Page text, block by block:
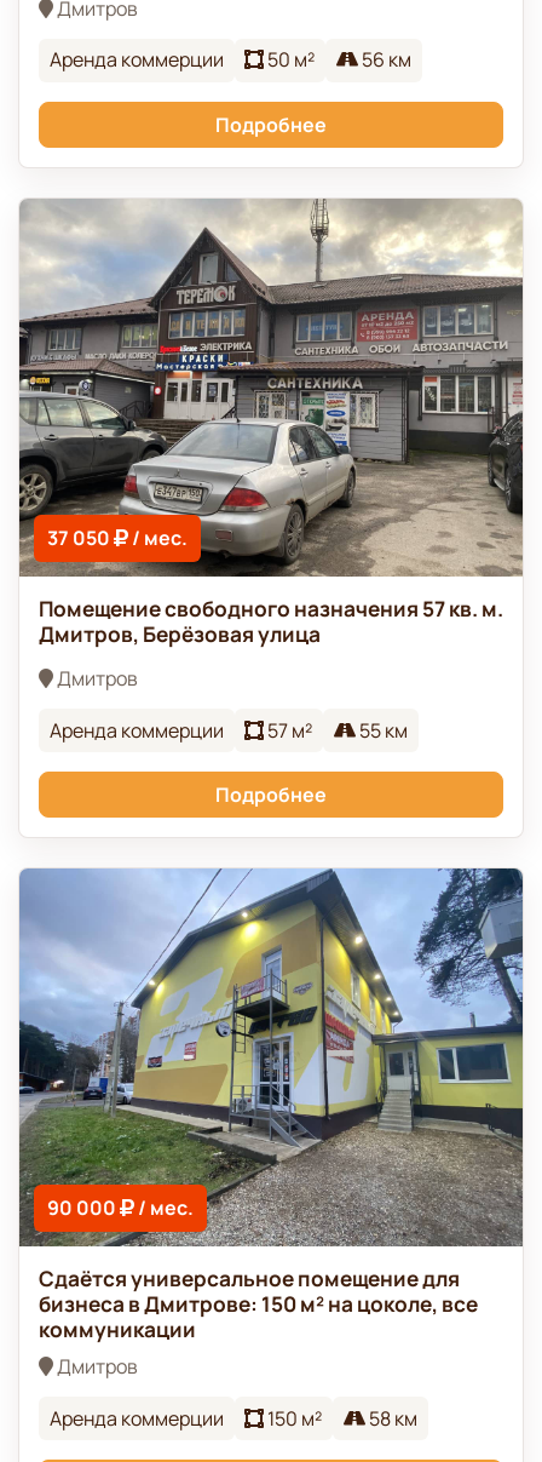
Дмитров
Аренда коммерции
50 м² 56 км
Подробнее
37 050 / мес.
Помещение свободного назначения 57 кв. м.
Дмитров, Берёзовая улица
Дмитров
Аренда коммерции
57 м² 55 км
Подробнее
90 000 / мес.
Сдаётся универсальное помещение для
бизнеса в Дмитрове: 150 м² на цоколе, все
коммуникации
Дмитров
Аренда коммерции
150 м² 58 км